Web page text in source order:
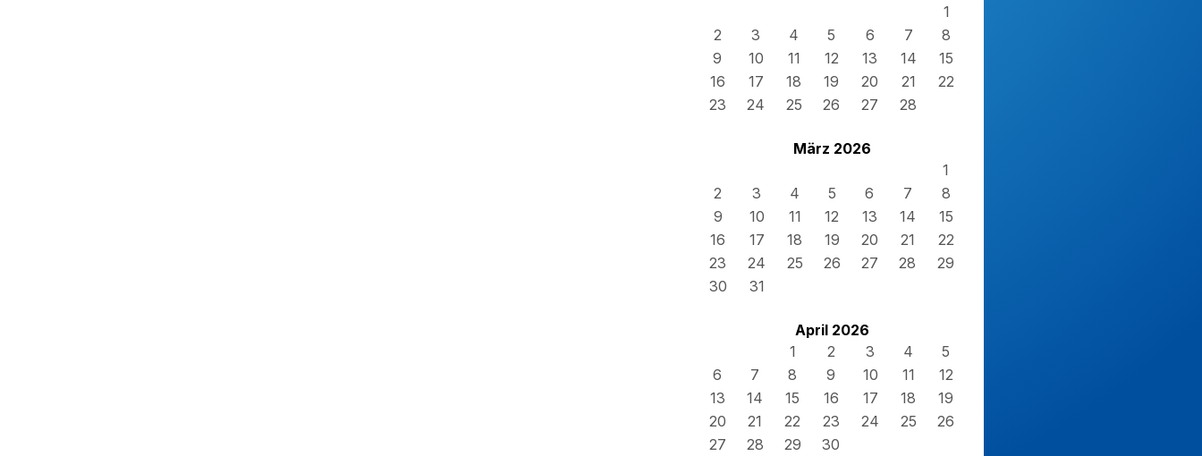
1
2
3 4 5 6 7
8
9
10 11 12 13 14
15
16
17 18 19 20 21
22
23
24 25 26 27 28
März 2026
1
2
3 4 5 6 7
8
9
10 11 12 13 14
15
16
17 18 19 20 21
22
23
24 25 26 27 28
29
30
31
April 2026
1
2 3 4
5
6
7 8 9 10 11
12
13
14 15 16 17 18
19
20
21 22 23 24 25
26
27
28 29 30